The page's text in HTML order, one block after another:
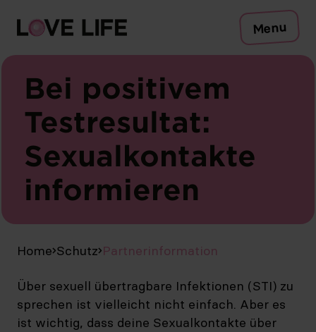
Menu
Schutz
Testen
Sexuell übertragbare Infektionen
Symptome
Beratung
Zum Safer-Sex-Check
Kampagne Medien Publikationen
Bei positivem
Testresultat:
Sexualkontakte
informieren
Home Schutz Partnerinformation
Über sexuell übertragbare Infektionen (STI) zu
sprechen ist vielleicht nicht einfach. Aber es
ist wichtig, dass deine Sexualkontakte über